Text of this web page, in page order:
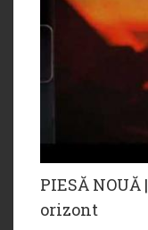
PIESĂ
orizont